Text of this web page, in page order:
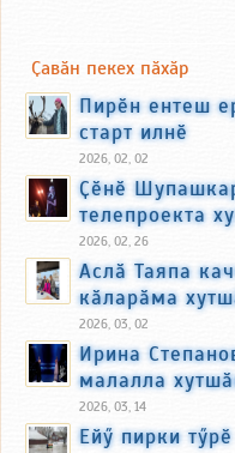
Ҫавӑн пекех пӑхӑр
Пирӗн ентеш
старт илнӗ
2026, 02, 02
Ҫӗнӗ
телепроекта
2026, 02, 26
Аслӑ Таяпа
кӑларӑма
2026, 03, 02
Ирина
малалла
2026, 03, 14
Ейӳ пирки